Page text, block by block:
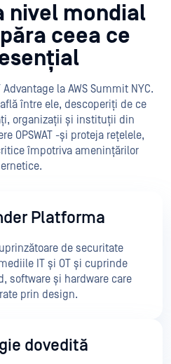
nivel mondial
ceea ce
Advantage la AWS Summit NYC.
între ele, descoperiți de ce
organizații și instituții din
OPSWAT -și proteja rețelele,
împotriva amenințărilor
Platforma
de securitate
IT și OT și cuprinde
software și hardware care
prin design.
dovedită